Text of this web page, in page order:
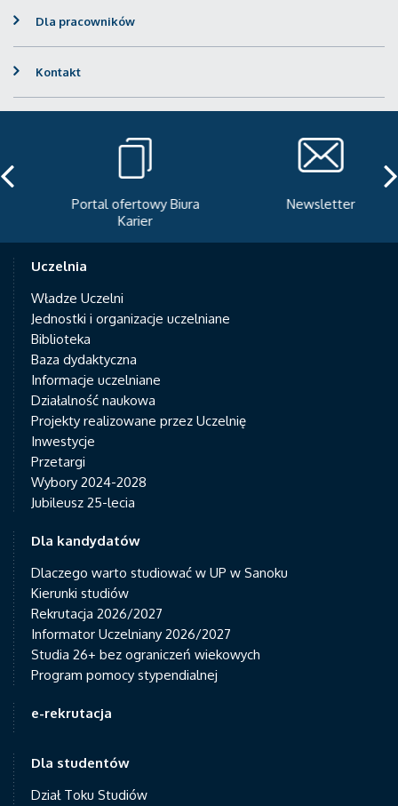
Dla pracowników
Kontakt
Portal ofertowy Biura
Karier
Newsletter
Uczelnia
Władze Uczelni
Jednostki i organizacje uczelniane
Biblioteka
Baza dydaktyczna
Informacje uczelniane
Działalność naukowa
Projekty realizowane przez Uczelnię
Inwestycje
Przetargi
Wybory 2024-2028
Jubileusz 25-lecia
Dla kandydatów
Dlaczego warto studiować w UP w Sanoku
Kierunki studiów
Rekrutacja 2026/2027
Informator Uczelniany 2026/2027
Studia 26+ bez ograniczeń wiekowych
Program pomocy stypendialnej
e-rekrutacja
Dla studentów
Dział Toku Studiów